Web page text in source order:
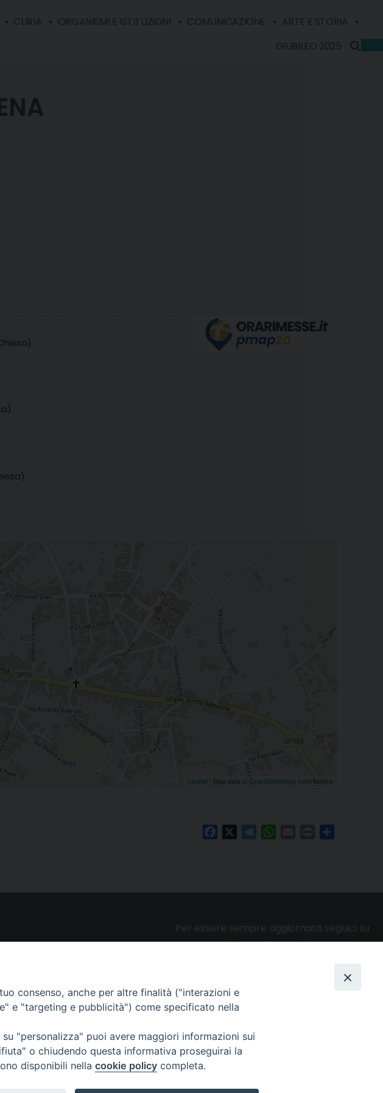
CURIA ORGANISMI E ISTITUZIONI COMUNICAZIONE
ARTE E STORIA
GIUBILEO 2025
Leaflet | Map data © OpenStreetMap contributors
FacebookTelegramWhatsAppPrint
Privacy e cookie policy
consenso, anche per altre finalità ("interazioni e
e "targeting e pubblicità") come specificato nella
"personalizza" puoi avere maggiori informazioni sui
o chiudendo questa informativa proseguirai la
disponibili nella cookie policy completa.